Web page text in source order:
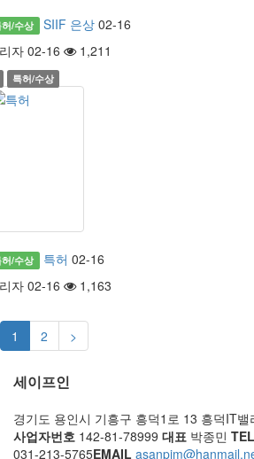
/수상 SIIF 은상 02-16
자 02-16
1,211
특허/수상
/수상 특허 02-16
자 02-16
1,163
1 2 >
세이프인
경기도 용인시 기흥구 흥덕1로 13 흥덕IT밸
사업자번호 142-81-78999 대표 박종민 TEL
031-213-5765EMAIL